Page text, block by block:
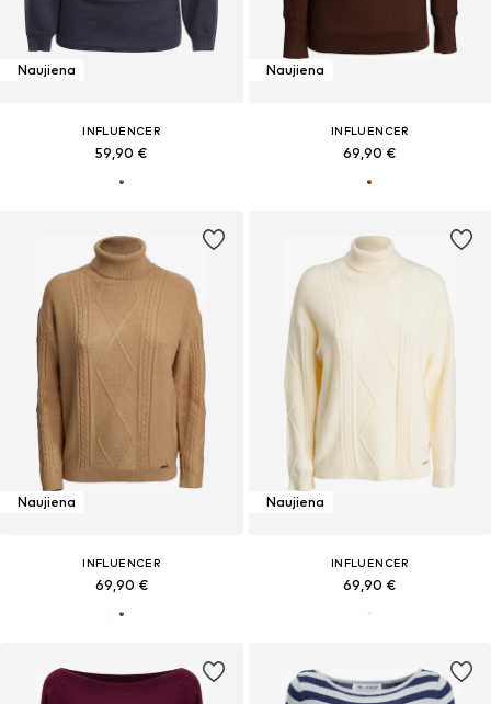
Naujiena
INFLUENCER
59,90 €
Naujiena
INFLUENCER
69,90 €
Naujiena
INFLUENCER
69,90 €
Naujiena
INFLUENCER
69,90 €